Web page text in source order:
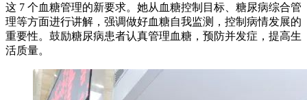
这 7 个血糖管理的新要求。她从血糖控制目标、糖尿病综合管
理等方面进行讲解，强调做好血糖自我监测，控制病情发展的
重要性。鼓励糖尿病患者认真管理血糖，预防并发症，提高生
活质量。